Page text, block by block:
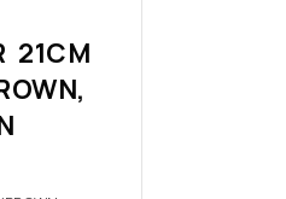
21CM